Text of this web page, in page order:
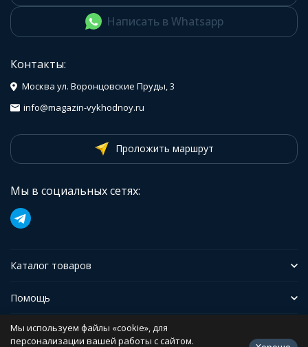
Написать в Whatsapp
Контакты:
Москва ул. Воронцовские Пруды, 3
info@magazin-vykhodnoy.ru
Проложить маршрут
Мы в социальных сетях:
Каталог товаров
Помощь
Иформация
Мы используем файлы «cookie», для
персонализации вашей работы с сайтом.